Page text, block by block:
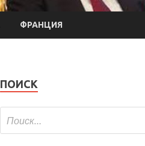
ФРАНЦИЯ
ПОИСК